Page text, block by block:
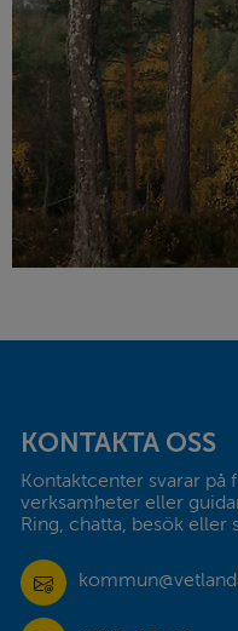
KONTAKTA OSS
Kontaktcenter svarar
verksamheter eller
Ring, chatta, besök